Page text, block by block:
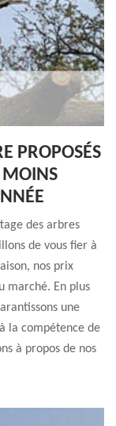
PROPOSÉS
MOINS
des arbres
de vous fier à
nos prix
marché. En plus
une
la compétence de
à propos de nos